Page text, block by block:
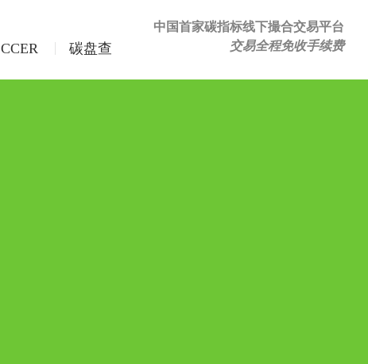
CCER 碳盘查
中国首家碳指标线下撮合交易平台
交易全程免收手续费